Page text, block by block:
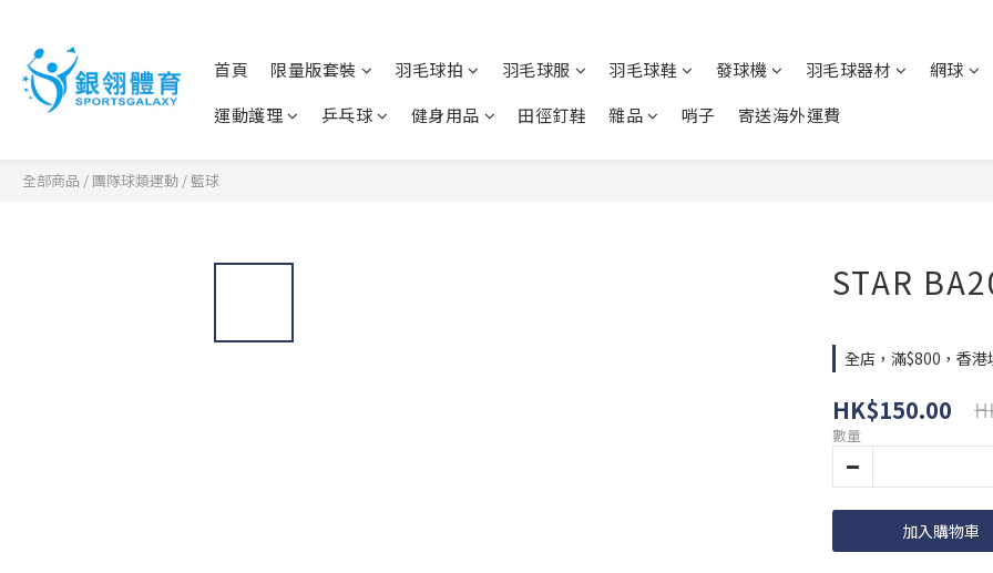
首頁 限量版套裝 羽毛球拍 羽毛球服 羽毛球鞋 發球機 羽毛球器材 網球
運動護理
乒乓球 健身用品 田徑釘鞋 雜品 哨子 寄送海外運費
全部商品 / 團隊球類運動 / 籃球
STAR
全店，滿$800，香
HK$150.00
數量
加入購物車